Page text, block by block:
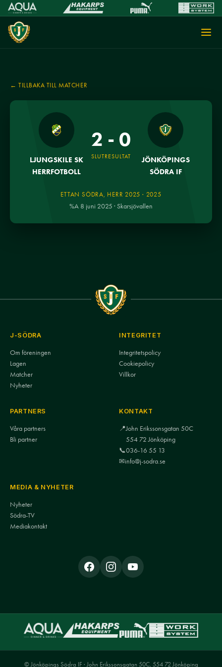
← TILLBAKA TILL MATCHER
LJUNGSKILE SK
HERRFOTBOLL
2 - 0
SLUTRESULTAT
JÖNKÖPINGS
SÖDRA IF
ETTAN SÖDRA, HERR 2025 · 2025
%A 8 juni 2025 · Skarsjövallen
J-SÖDRA
Om föreningen
Lagen
Matcher
Nyheter
INTEGRITET
Integritetspolicy
Cookiepolicy
Villkor
PARTNERS
Våra partners
Bli partner
KONTAKT
📍John Erikssonsgatan 50C
554 72 Jönköping
📞036-16 55 13
✉info@j-sodra.se
MEDIA & NYHETER
Nyheter
Södra-TV
Mediakontakt
© Jönköpings Södra IF · John Erikssonsgatan 50C, 554 72 Jönköping